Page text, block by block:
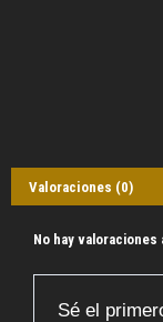
Valoraciones (0)
No hay valoraciones
Sé el